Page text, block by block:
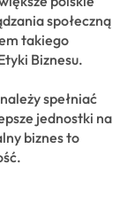
społeczną
takiego
Biznesu.
spełniać
jednostki na
biznes to